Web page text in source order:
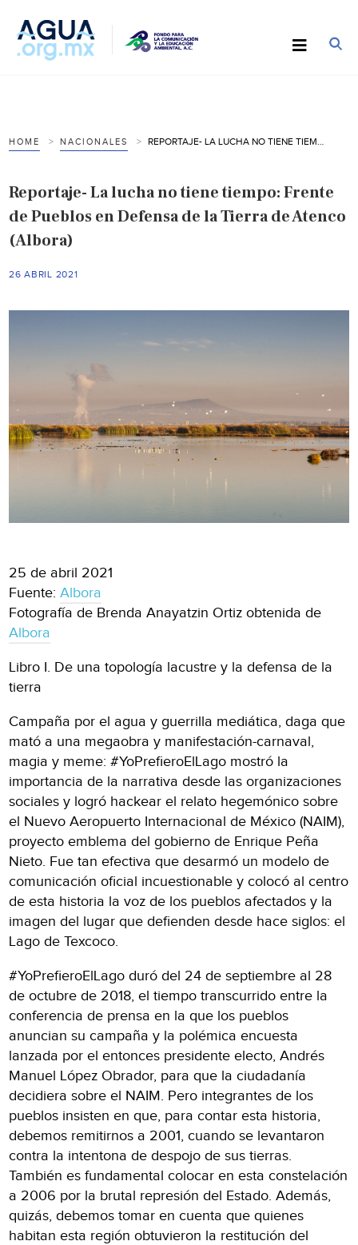
HOME NACIONALES
Reportaje- La lucha no tiene tiempo: Frente
de Pueblos en Defensa de la Tierra de Atenco
(Albora)
26 ABRIL 2021
25 de abril 2021
Fuente:Albora
Fotografía de Brenda Anayatzin Ortiz obtenida de
Albora
Libro I. De una topología lacustre y la defensa de la
tierra
Campaña por el agua y guerrilla mediática, daga que
mató a una megaobra y manifestación-carnaval,
magia y meme: #YoPrefieroElLago mostró la
importancia de la narrativa desde las organizaciones
sociales y logró hackear el relato hegemónico sobre
el Nuevo Aeropuerto Internacional de México (NAIM),
proyecto emblema del gobierno de Enrique Peña
Nieto. Fue tan efectiva que desarmó un modelo de
comunicación oficial incuestionable y colocó al centro
de esta historia la voz de los pueblos afectados y la
imagen del lugar que defienden desde hace siglos: el
Lago de Texcoco.
#YoPrefieroElLago duró del 24 de septiembre al 28
de octubre de 2018, el tiempo transcurrido entre la
conferencia de prensa en la que los pueblos
anuncian su campaña y la polémica encuesta
lanzada por el entonces presidente electo, Andrés
Manuel López Obrador, para que la ciudadanía
decidiera sobre el NAIM. Pero integrantes de los
pueblos insisten en que, para contar esta historia,
debemos remitirnos a 2001, cuando se levantaron
contra la intentona de despojo de sus tierras.
También es fundamental colocar en esta constelación
a 2006 por la brutal represión del Estado. Además,
quizás, debemos tomar en cuenta que quienes
habitan esta región obtuvieron la restitución del